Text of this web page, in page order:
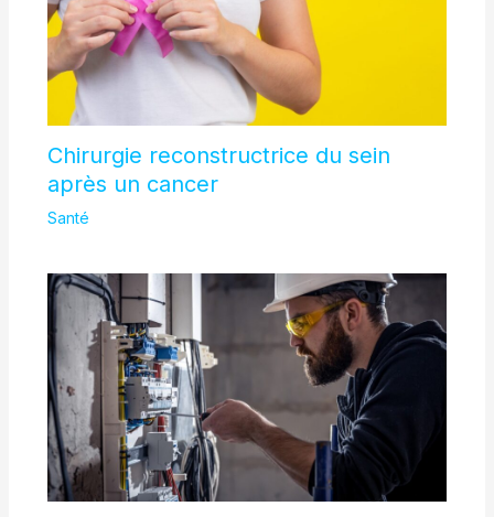
Chirurgie reconstructrice du sein
après un cancer
Santé